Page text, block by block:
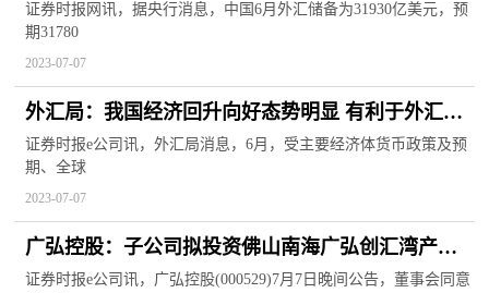
证券时报网讯，据央行消息，中国6月外汇储备为31930亿美元，预
期31780
2023-07-07
外汇局：我国经济回升向好态势明显 有利于外汇储
备规模继续保持基本稳定
证券时报e公司讯，外汇局消息，6月，受主要经济体货币政策及预
期、全球
2023-07-07
广弘控股：子公司拟投资佛山南海广弘创汇湾产业
基地项目
证券时报e公司讯，广弘控股(000529)7月7日晚间公告，董事会同意